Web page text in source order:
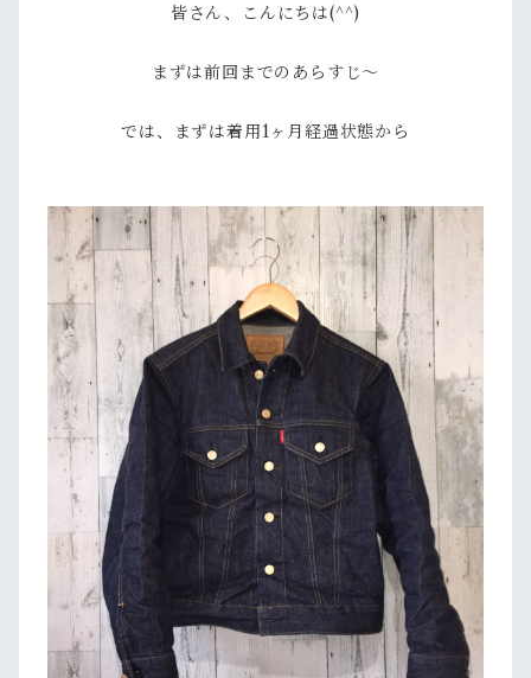
皆さん、こんにちは(^^)
まずは前回までのあらすじ～
では、まずは着用1ヶ月経過状態から